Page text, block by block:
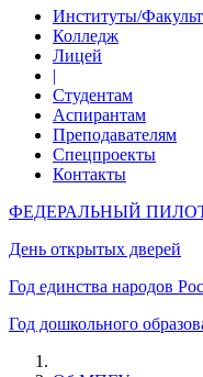
Институты/
Колледж
Лицей
|
Студентам
Аспирантам
Преподавателям
Спецпроекты
Контакты
ФЕДЕРАЛЬНЫЙ
День открытых дверей
Год единства народов
Год дошкольного